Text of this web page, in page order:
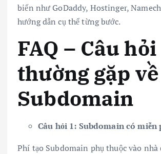
biến như GoDaddy, Hostinger,
hướng dẫn cụ thể từng bước.
FAQ – Câu hỏi
thường gặp về
Subdomain
Câu hỏi 1: Subdomain có miễn
Phí tạo Subdomain phụ thuộc vào nhà